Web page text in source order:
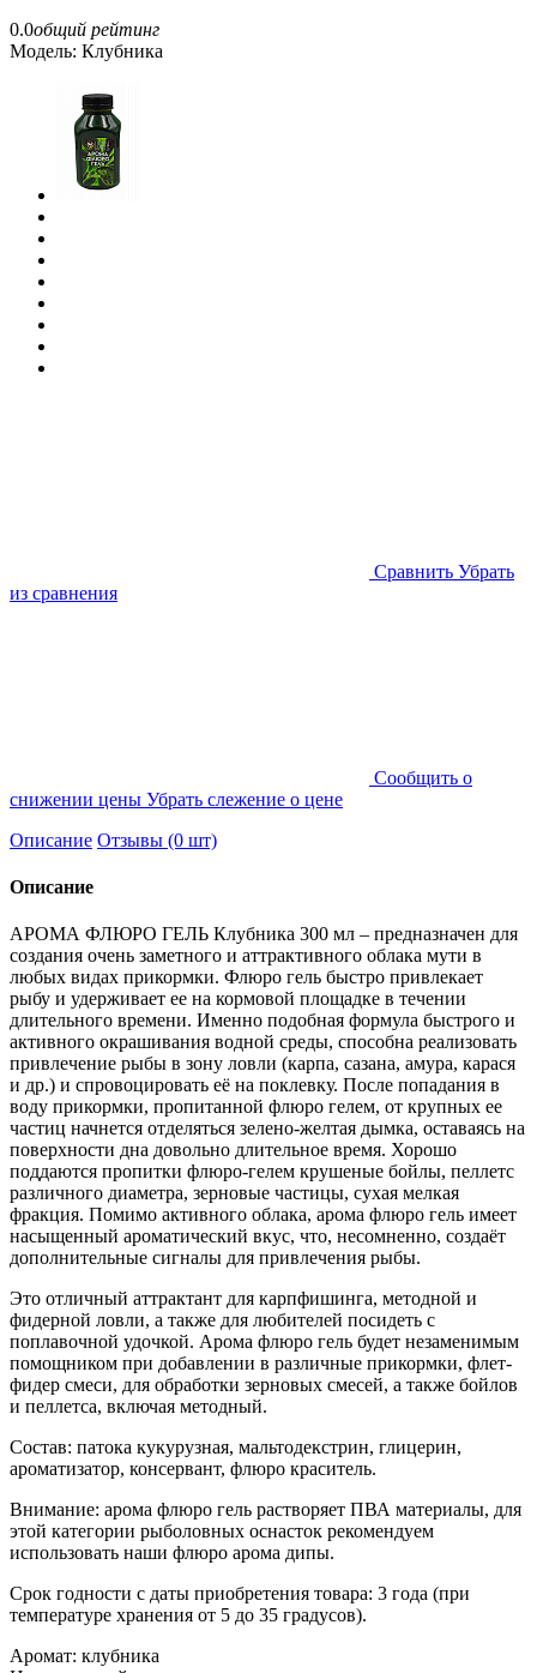
0.0общий рейтинг
Модель: Клубника
Cравнить Убрать
из сравнения
Cообщить о
снижении цены Убрать слежение о цене
Описание Отзывы (0 шт)
Описание
АРОМА ФЛЮРО ГЕЛЬ Клубника 300 мл – предназначен для
создания очень заметного и аттрактивного облака мути в
любых видах прикормки. Флюро гель быстро привлекает
рыбу и удерживает ее на кормовой площадке в течении
длительного времени. Именно подобная формула быстрого и
активного окрашивания водной среды, способна реализовать
привлечение рыбы в зону ловли (карпа, сазана, амура, карася
и др.) и спровоцировать её на поклевку. После попадания в
воду прикормки, пропитанной флюро гелем, от крупных ее
частиц начнется отделяться зелено-желтая дымка, оставаясь на
поверхности дна довольно длительное время. Хорошо
поддаются пропитки флюро-гелем крушеные бойлы, пеллетс
различного диаметра, зерновые частицы, сухая мелкая
фракция. Помимо активного облака, арома флюро гель имеет
насыщенный ароматический вкус, что, несомненно, создаёт
дополнительные сигналы для привлечения рыбы.
Это отличный аттрактант для карпфишинга, методной и
фидерной ловли, а также для любителей посидеть с
поплавочной удочкой. Арома флюро гель будет незаменимым
помощником при добавлении в различные прикормки, флет-
фидер смеси, для обработки зерновых смесей, а также бойлов
и пеллетса, включая методный.
Состав: патока кукурузная, мальтодекстрин, глицерин,
ароматизатор, консервант, флюро краситель.
Внимание: арома флюро гель растворяет ПВА материалы, для
этой категории рыболовных оснасток рекомендуем
использовать наши флюро арома дипы.
Срок годности с даты приобретения товара: 3 года (при
температуре хранения от 5 до 35 градусов).
Аромат: клубника